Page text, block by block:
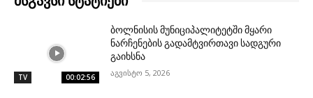
TV 00:02:56
ბოლნისის მუნიციპალიტეტში მყარი
ნარჩენების გადამტვირთავი სადგური
გაიხსნა
აგვისტო 5, 2026